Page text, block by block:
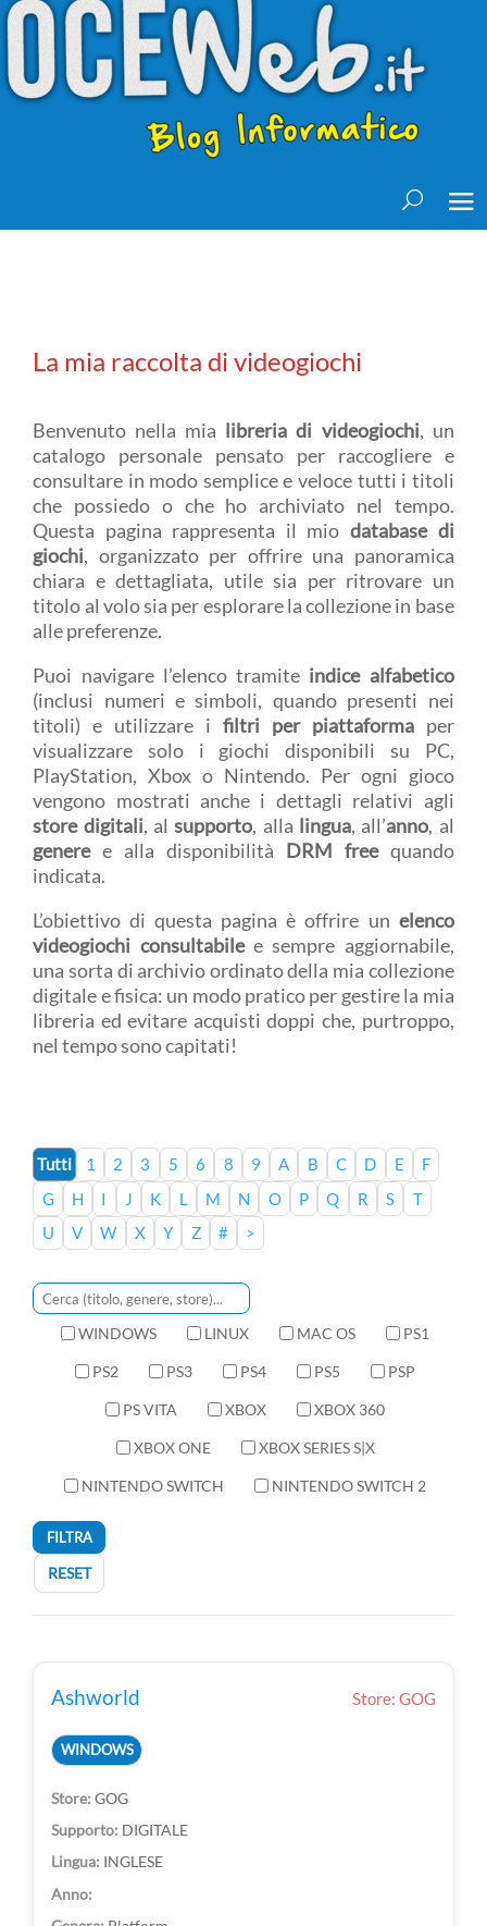
La mia raccolta di videogiochi
Benvenuto nella mia libreria di videogiochi, un
catalogo personale pensato per raccogliere e
consultare in modo semplice e veloce tutti i titoli
che possiedo o che ho archiviato nel tempo.
Questa pagina rappresenta il miodatabase di
giochi, organizzato per offrire una panoramica
chiara e dettagliata, utile sia per ritrovare un
titolo al volo sia per esplorare la collezione in base
alle preferenze.
Puoi navigare l’elenco tramite indice alfabetico
(inclusi numeri e simboli, quando presenti nei
titoli) e utilizzare i filtri per piattaformaper
visualizzare solo i giochi disponibili su PC,
PlayStation, Xbox o Nintendo. Per ogni gioco
vengono mostrati anche i dettagli relativi agli
store digitali, alsupporto, alla lingua, all’anno, al
generee alla disponibilità DRM freequando
indicata.
L’obiettivo di questa pagina è offrire un elenco
videogiochi consultabilee sempre aggiornabile,
una sorta di archivio ordinato della mia collezione
digitale e fisica: un modo pratico per gestire la mia
libreria ed evitare acquisti doppi che, purtroppo,
nel tempo sono capitati!
Tutti 1 2 3 5 6 8 9 A B C D E
F
G
H I J K L M N O P Q R S
T
U
V W X Y Z # >
WINDOWS LINUX MAC OS PS1
PS2 PS3 PS4 PS5 PSP
PS VITA XBOX XBOX 360
XBOX ONE XBOX SERIES S|X
NINTENDO SWITCH NINTENDO SWITCH 2
FILTRA
RESET
Ashworld Store: GOG
WINDOWS
GOG
DIGITALE
INGLESE